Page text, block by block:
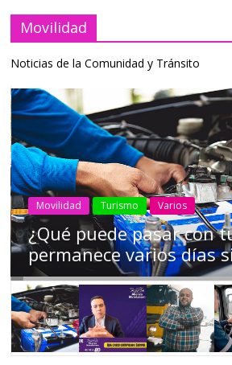
Movilidad
Noticias de la Comunidad y Tránsito
AEADE Industria Motociclismo
Campaña busca
los motociclistas en la